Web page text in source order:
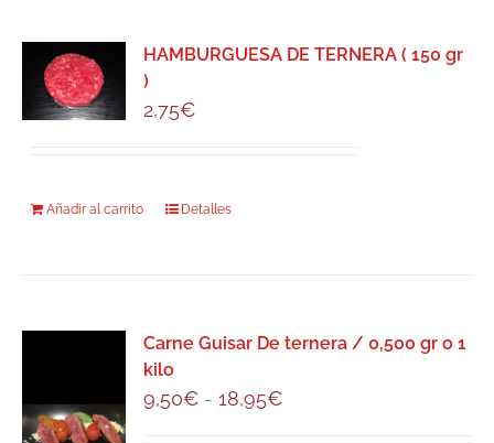
HAMBURGUESA DE TERNERA ( 150 gr
)
2,75€
Añadir al carrito Detalles
Carne Guisar De ternera / 0,500 gr o 1
kilo
9,50€ - 18,95€Rango